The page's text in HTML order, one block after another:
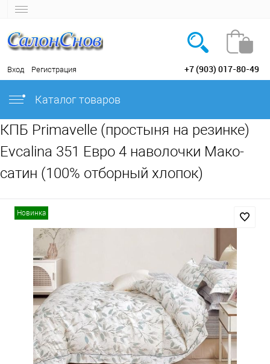
Вход Регистрация +7 (903) 017-80-49
Каталог товаров
КПБ Primavelle (простыня на резинке)
Evcalina 351 Евро 4 наволочки Мако-
сатин (100% отборный хлопок)
Новинка